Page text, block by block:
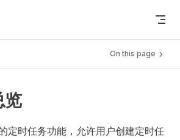
On this page
览
定时任务功能，允许用户创建定时任